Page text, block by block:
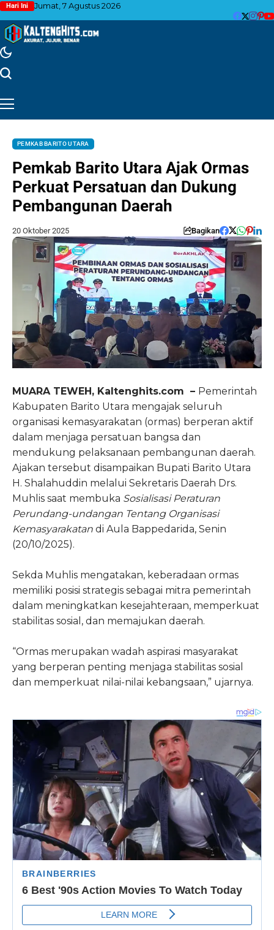
Hari Ini Jumat, 7 Agustus 2026
PEMKAB BARITO UTARA
Pemkab Barito Utara Ajak Ormas
Perkuat Persatuan dan Dukung
Pembangunan Daerah
20 Oktober 2025 Bagikan
MUARA TEWEH, Kaltenghits.com – Pemerintah
Kabupaten Barito Utara mengajak seluruh
organisasi kemasyarakatan (ormas) berperan aktif
dalam menjaga persatuan bangsa dan
mendukung pelaksanaan pembangunan daerah.
Ajakan tersebut disampaikan Bupati Barito Utara
H. Shalahuddin melalui Sekretaris Daerah Drs.
Muhlis saat membuka Sosialisasi Peraturan
Perundang-undangan Tentang Organisasi
Kemasyarakatan di Aula Bappedarida, Senin
(20/10/2025).
Sekda Muhlis mengatakan, keberadaan ormas
memiliki posisi strategis sebagai mitra pemerintah
dalam meningkatkan kesejahteraan, memperkuat
stabilitas sosial, dan memajukan daerah.
“Ormas merupakan wadah aspirasi masyarakat
yang berperan penting menjaga stabilitas sosial
dan memperkuat nilai-nilai kebangsaan,” ujarnya.